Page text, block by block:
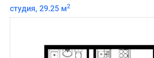
студия, 29.25 м2